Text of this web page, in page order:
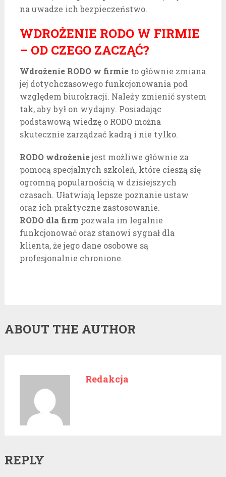
na uwadze ich bezpieczeństwo.
WDROŻENIE RODO W FIRMIE
– OD CZEGO ZACZĄĆ?
Wdrożenie RODO w firmieto głównie zmiana
jej dotychczasowego funkcjonowania pod
względem biurokracji. Należy zmienić system
tak, aby był on wydajny. Posiadając
podstawową wiedzę o RODO można
skutecznie zarządzać kadrą i nie tylko.
RODO wdrożeniejest możliwe głównie za
pomocą specjalnych szkoleń, które cieszą się
ogromną popularnością w dzisiejszych
czasach. Ułatwiają lepsze poznanie ustaw
oraz ich praktyczne zastosowanie.
RODO dla firm pozwala im legalnie
funkcjonować oraz stanowi sygnał dla
klienta, że jego dane osobowe są
profesjonalnie chronione.
ABOUT THE AUTHOR
Redakcja
REPLY